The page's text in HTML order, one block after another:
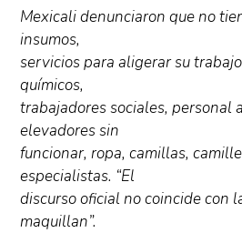
Mexicali denunciaron que no
insumos,
servicios para aligerar su
químicos,
trabajadores sociales, personal
elevadores sin
funcionar, ropa, camillas,
especialistas. “El
discurso oficial no coincide con
maquillan”.